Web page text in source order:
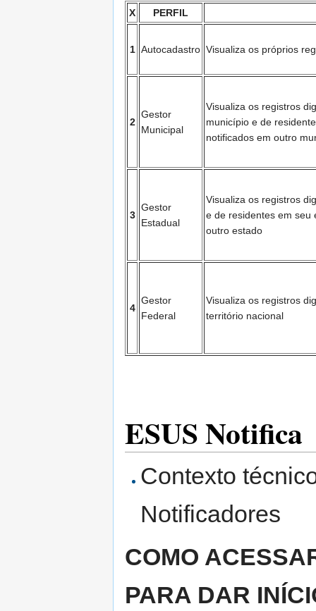
X
PERFIL
1 Autocadastro Visualiza os próprios
2
Gestor
Municipal
Visualiza os registros
município e de
notificados em outro
3
Gestor
Estadual
Visualiza os registros
e de residentes em seu
outro estado
4
Gestor
Federal
Visualiza os registros
território nacional
ESUS Notifica
Contexto
Notificadores
COMO
PARA DAR